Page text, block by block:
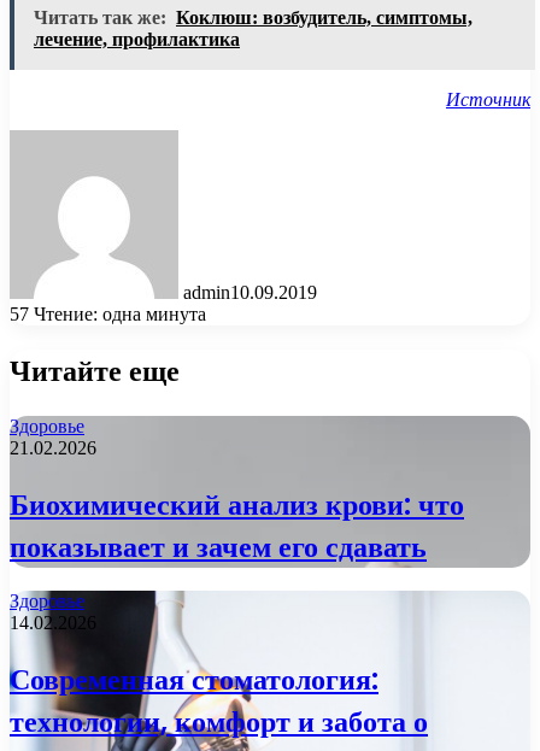
Читать так же: Коклюш: возбудитель, симптомы,
лечение, профилактика
Источник
admin10.09.2019
57 Чтение: одна минута
Читайте еще
Здоровье
21.02.2026
Биохимический анализ крови: что
показывает и зачем его сдавать
Здоровье
14.02.2026
Современная стоматология:
технологии, комфорт и забота о